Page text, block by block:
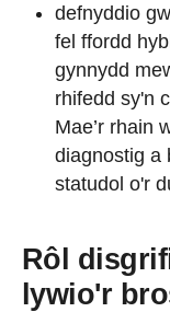
defnyddio
fel ffordd
gynnydd
rhifedd sy'n
Mae’r rhain
diagnostig a
statudol o'r
Rôl
lywio'r